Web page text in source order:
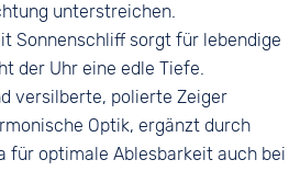
unterstreichen.
Sonnenschliff sorgt für lebendige
der Uhr eine edle Tiefe.
versilberte, polierte Zeiger
Optik, ergänzt durch
für optimale Ablesbarkeit auch bei